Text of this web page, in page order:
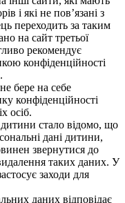
і які не пов’язані з
переходить за таким
на сайт третьої
рекомендує
конфіденційності
бере на себе
конфіденційності
осіб.
стало відомо, що
дані дитини,
звернутися до
таких даних. У
заходи для
даних відповідає